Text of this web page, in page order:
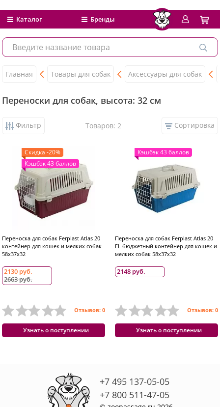
Каталог Бренды
Главная Товары для собак Аксессуары для собак
Переноски для собак, высота: 32 см
Фильтр Товаров: 2 Сортировка
Скидка -20%
Кэшбэк 43 баллов
Переноска для собак Ferplast Atlas 20
контейнер для кошек и мелких собак
58x37x32
2130 руб.
2663 руб.
Отзывов: 0
Узнать о поступлении
Кэшбэк 43 баллов
Переноска для собак Ferplast Atlas 20
EL бюджетный контейнер для кошек и
мелких собак 58x37x32
2148 руб.
Отзывов: 0
Узнать о поступлении
+7 495 137-05-05
+7 800 511-47-05